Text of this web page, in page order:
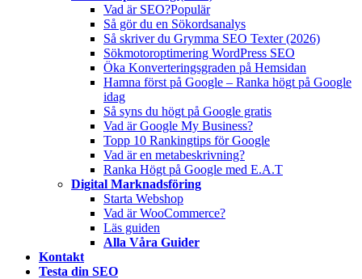
Vad är SEO?Populär
Så gör du en Sökordsanalys
Så skriver du Grymma SEO Texter (2026)
Sökmotoroptimering WordPress SEO
Öka Konverteringsgraden på Hemsidan
Hamna först på Google – Ranka högt på Google
idag
Så syns du högt på Google gratis
Vad är Google My Business?
Topp 10 Rankingtips för Google
Vad är en metabeskrivning?
Ranka Högt på Google med E.A.T
Digital Marknadsföring
Starta Webshop
Vad är WooCommerce?
Läs guiden
Alla Våra Guider
Kontakt
Testa din SEO